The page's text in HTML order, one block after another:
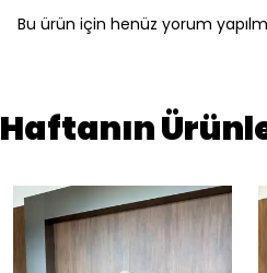
Bu ürün için henüz yorum
Haftanın